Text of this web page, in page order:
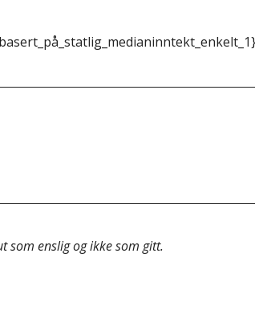
som enslig og ikke som gitt.